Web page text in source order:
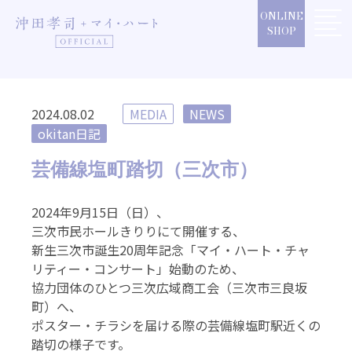
ONLINE
SHOP
2024.08.02 MEDIA
NEWS
okitan日記
芸備線塩町踏切（三次市）
2024年9月15日（日）、
三次市民ホールきりりにて開催する、
新生三次市誕生20周年記念「マイ・ハート・チャ
リティー・コンサート」始動のため、
協力団体のひとつ三次広域商工会（三次市三良坂
町）へ、
ポスター・チラシを届ける際の芸備線塩町駅近くの
踏切の様子です。